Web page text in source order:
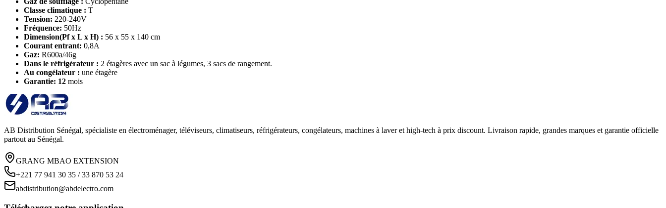
Classe climatique : T
Tension: 220-240V
Fréquence: 50Hz
Dimension(Pf x L x H) : 56 x 55 x 140 cm
Courant entrant: 0,8A
Gaz: R600a/46g
Dans le réfrigérateur : 2 étagères avec un sac à légumes, 3 sacs de rangement.
Au congélateur : une étagère
Garantie: 12 mois
AB Distribution Sénégal, spécialiste en électroménager, téléviseurs, climatiseurs, réfrigérateurs, congélateurs, machines à laver et high-tech à prix discount. Livraison rapide, grandes marques et garantie officielle
partout au Sénégal.
GRANG MBAO EXTENSION
+221 77 941 30 35 / 33 870 53 24
abdistribution@abdelectro.com